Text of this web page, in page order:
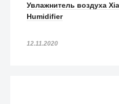
Увлажнитель воздуха
Humidifier
12.11.2020